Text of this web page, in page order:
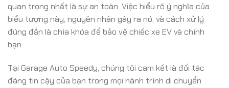
quan trọng nhất là sự an toàn. Việc hiểu rõ ý nghĩa của
biểu tượng này, nguyên nhân gây ra nó, và cách xử lý
đúng đắn là chìa khóa để bảo vệ chiếc xe EV và chính
bạn.
Tại Garage Auto Speedy, chúng tôi cam kết là đối tác
đáng tin cậy của bạn trong mọi hành trình di chuyển